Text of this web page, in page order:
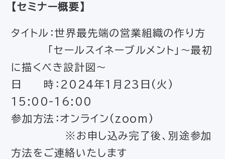
【セミナー概要】
タイトル：世界最先端の営業組織の作り方
「セールスイネーブルメント」～最初
に描くべき設計図～
日 時：2024年1月23日(火)
15:00-16:00
参加方法：オンライン(zoom)
※お申し込み完了後、別途参加
方法をご連絡いたします